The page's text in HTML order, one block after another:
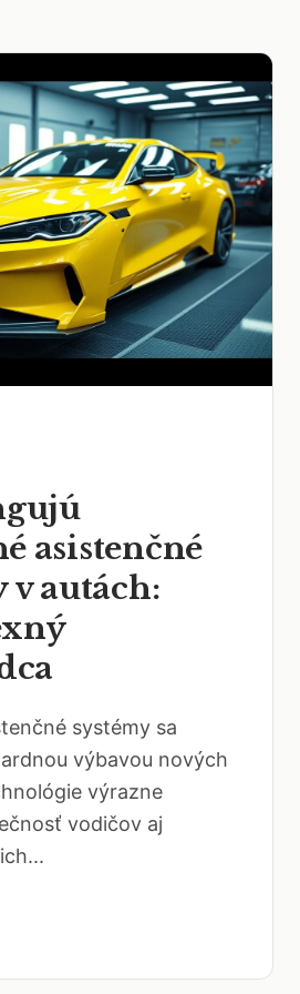
asistenčné
v autách:
systémy sa
výbavou nových
výrazne
vodičov aj